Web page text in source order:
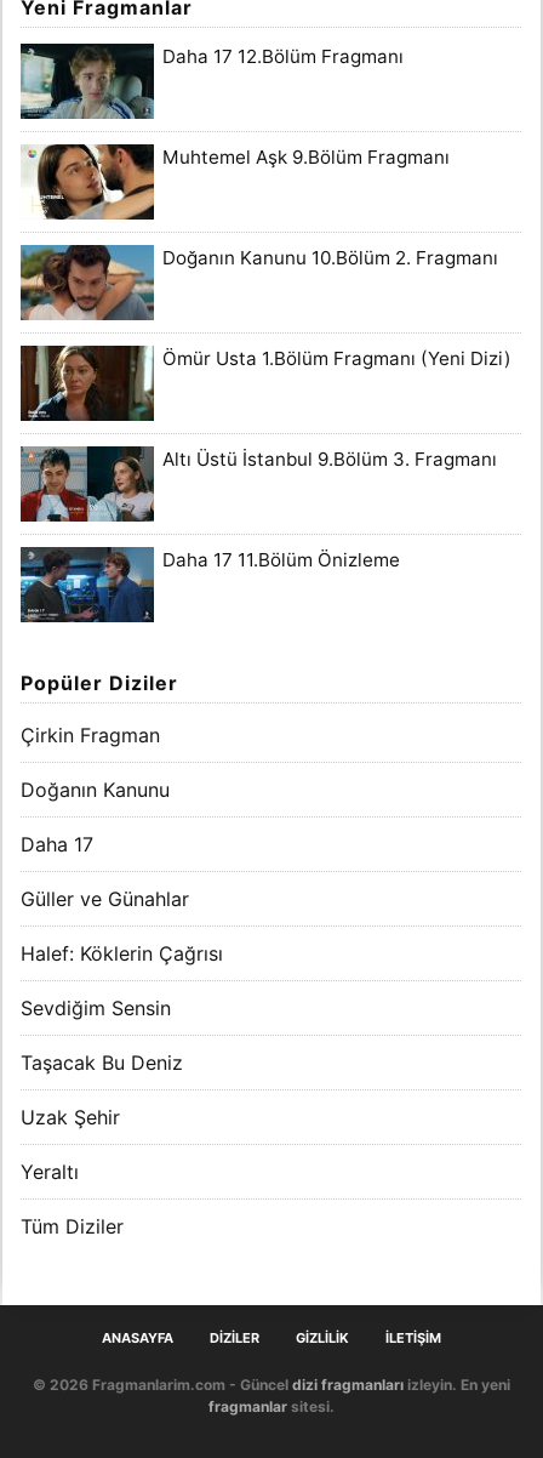
Yeni Fragmanlar
Daha 17 12.Bölüm Fragmanı
Muhtemel Aşk 9.Bölüm Fragmanı
Doğanın Kanunu 10.Bölüm 2. Fragmanı
Ömür Usta 1.Bölüm Fragmanı (Yeni Dizi)
Altı Üstü İstanbul 9.Bölüm 3. Fragmanı
Daha 17 11.Bölüm Önizleme
Popüler Diziler
Çirkin Fragman
Doğanın Kanunu
Daha 17
Güller ve Günahlar
Halef: Köklerin Çağrısı
Sevdiğim Sensin
Taşacak Bu Deniz
Uzak Şehir
Yeraltı
Tüm Diziler
ANASAYFA DIZILER GIZLILIK İLETIŞIM
© 2026 Fragmanlarim.com - Güncel dizi fragmanları izleyin. En yeni
fragmanlar sitesi.